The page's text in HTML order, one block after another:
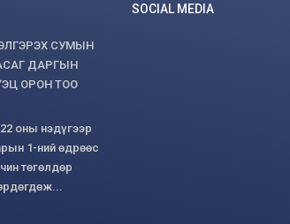
СУМЫН
ДАРГЫН
ОРОН ТОО
оны нэдүгээр
1-ний өдрөөс
төгөлдөр
SOCIAL MEDIA